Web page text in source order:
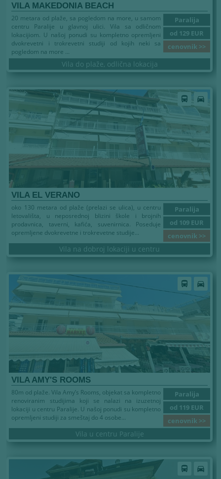
VILA MAKEDONIA BEACH
Paralija
od 129 EUR
cenovnik >>
20 metara od plaže, sa pogledom na more, u samom
centru Paralije u glavnoj ulici. Vila sa odličnom
lokacijiom. U našoj ponudi su kompletno opremljeni
dvokrevetni i trokrevetni studiji od kojih neki sa
pogledom na more ...
Vila do plaže, odlična lokacija
Leto 2026 directions_bus directions_car
VILA EL VERANO
Paralija
od 109 EUR
cenovnik >>
oko 130 metara od plaže (prelazi se ulica), u centru
letovališta, u neposrednoj blizini škole i brojnih
prodavnica, taverni, kafića, suvenirnica. Poseduje
opremljene dvokrevetne i trokrevetne studije...
Vila na dobroj lokaciji u centru
Leto 2026 directions_bus directions_car
VILA AMY'S ROOMS
Paralija
od 119 EUR
cenovnik >>
80m od plaže. Vila Amy’s Rooms, objekat sa kompletno
renoviranim studijima koji se nalazi na izuzetnoj
lokaciji u centru Paralije. U našoj ponudi su kompletno
opremljeni studiji za smeštaj do 4 osobe...
Vila u centru Paralije
directions_bus directions_car